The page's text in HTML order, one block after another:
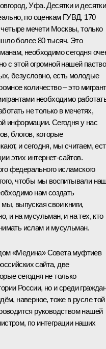
Уфа. Десятки и
по оценкам ГУВД, 170
мечети Москвы, только
более 80 тысяч. Это
необходимо сегодня
с этой огромной нашей
безусловно, есть молодые
количество – это
необходимо
не только в мечетях,
информации. Сегодня у нас
блогов, которые
и сегодня, мы считаем,
этих интернет-сайтов.
федерального исламского
чтобы мы воспитывали
нам создать
выпуская свои книги,
и на мусульман, и на тех, кто
ислам и мусульман.
«Медина» Совета муфтиев
сайта, две
сегодня не только
России, но и среди
наверное, тоже в русле той
руководством нашей
по интеграции наших